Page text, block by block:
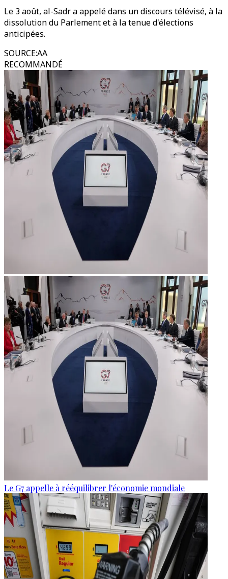
Le 3 août, al-Sadr a appelé dans un discours télévisé, à la
dissolution du Parlement et à la tenue d'élections
anticipées.
SOURCE:AA
RECOMMANDÉ
Le G7 appelle à rééquilibrer l'économie mondiale